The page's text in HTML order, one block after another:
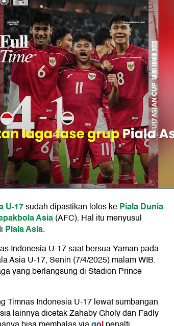
U-17sudah dipastikan lolos kePiala Dunia
Asia(AFC). Hal itu menyusul
Piala Asia.
Indonesia U-17 saat bersua Yaman pada
Asia U-17, Senin (7/4/2025) malam WIB.
yang berlangsung di Stadion Prince
Timnas Indonesia U-17 lewat sumbangan
lainnya dicetak Zahaby Gholy dan Fadly